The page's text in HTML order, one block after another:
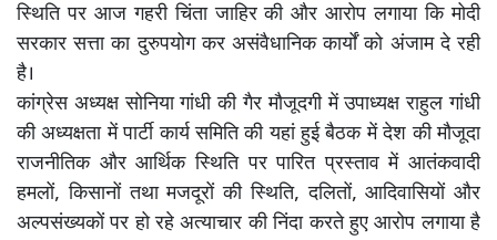
स्थिति पर आज गहरी चिंता जाहिर की और आरोप लगाया कि मोदी
सरकार सत्ता का दुरुपयोग कर असंवैधानिक कार्यों को अंजाम दे रही
है।
कांग्रेस अध्यक्ष सोनिया गांधी की गैर मौजूदगी में उपाध्यक्ष राहुल गांधी
की अध्यक्षता में पार्टी कार्य समिति की यहां हुई बैठक में देश की मौजूदा
राजनीतिक और आर्थिक स्थिति पर पारित प्रस्ताव में आतंकवादी
हमलों, किसानों तथा मजदूरों की स्थिति, दलितों, आदिवासियों और
अल्पसंख्यकों पर हो रहे अत्याचार की निंदा करते हुए आरोप लगाया है